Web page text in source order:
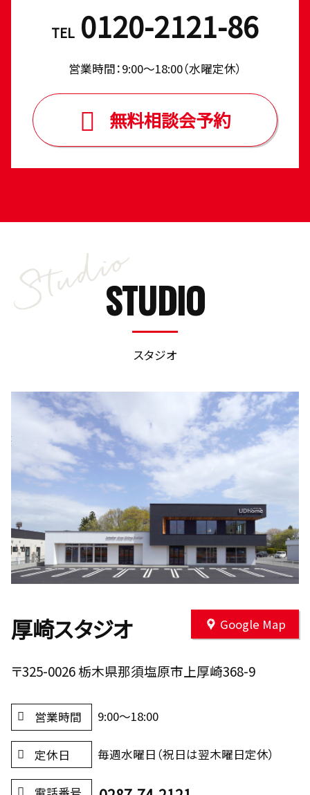
TEL 0120-2121-86
営業時間：9:00〜18:00（⽔曜定休）
無料相談会予約
STUDIO
スタジオ
厚崎スタジオ Google Map
〒325-0026 栃木県那須塩原市上厚崎368-9
営業時間 9:00～18:00
定休日 毎週水曜日（祝日は翌木曜日定休）